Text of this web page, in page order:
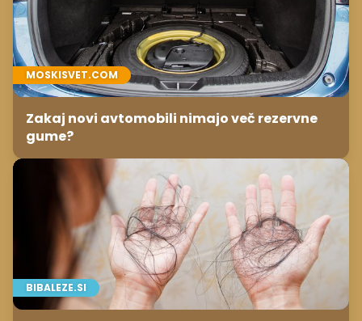
MOSKISVET.COM
Zakaj novi avtomobili nimajo več rezervne
gume?
BIBALEZE.SI